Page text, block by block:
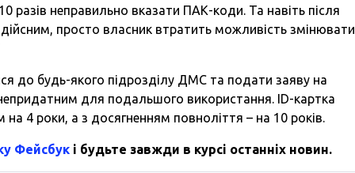
разів неправильно вказати ПАК-коди. Та навіть після
просто власник втратить можливість змінювати
до будь-якого підрозділу ДМС та подати заяву на
для подальшого використання. ID-картка
4 роки, а з досягненням повноліття – на 10 років.
Фейсбук і будьте завжди в курсі останніх новин.